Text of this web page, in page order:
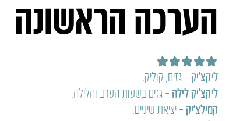
הערכה הראשונה
דורג5.00מתוך 5 ליקצ’יק– גזים, קוליק.
ליקצ’יק לילה – גזים בשעות הערב והלילה.
קמילצ’יק– יציאת שיניים.